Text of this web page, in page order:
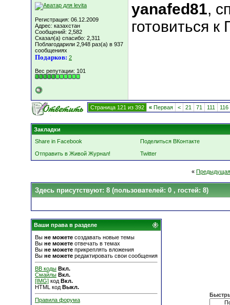
Регистрация: 06.12.2009
Адрес: казахстан
Сообщений: 2,582
Сказал(а) спасибо: 2,311
Поблагодарили 2,948 раз(а) в 937
сообщениях
Подарков: 2
Вес репутации: 101
yanafed81,
готовиться
Страница 121 из 392 « Первая < 21 71 111 116
Закладки
Share in Facebook
Поделиться ВКонтакте
Отправить в Живой Журнал!
Twitter
«
Здесь присутствуют: 8 (пользователей: 0 , гостей: 8)
Ваши права в разделе
Вы не можете создавать новые темы
Вы не можете отвечать в темах
Вы не можете прикреплять вложения
Вы не можете редактировать свои сообщения
BB коды Вкл.
Смайлы Вкл.
[IMG] код Вкл.
HTML код Выкл.
Правила форума